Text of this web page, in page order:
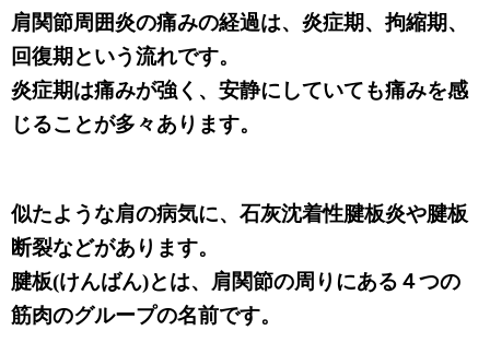
肩関節周囲炎の痛みの経過は、炎症期、拘縮期、
回復期という流れです。
炎症期は痛みが強く、安静にしていても痛みを感
じることが多々あります。
似たような肩の病気に、石灰沈着性腱板炎や腱板
断裂などがあります。
腱板(けんばん)とは、肩関節の周りにある４つの
筋肉のグループの名前です。